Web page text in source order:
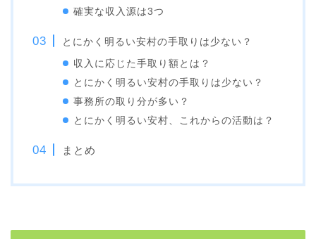
確実な収入源は3つ
とにかく明るい安村の手取りは少ない？
収入に応じた手取り額とは？
とにかく明るい安村の手取りは少ない？
事務所の取り分が多い？
とにかく明るい安村、これからの活動は？
まとめ